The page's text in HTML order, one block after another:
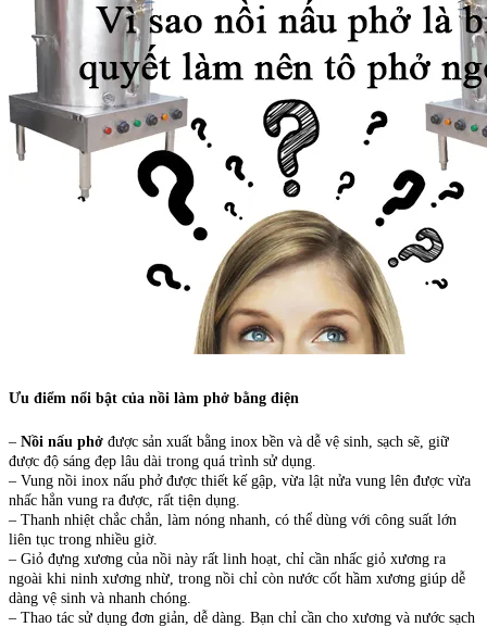
Ưu điểm nổi bật của nồi làm phở bằng điện
– Nồi nấu phở được sản xuất bằng inox bền và dễ vệ sinh, sạch sẽ, giữ
được độ sáng đẹp lâu dài trong quá trình sử dụng.
– Vung nồi inox nấu phở được thiết kế gập, vừa lật nửa vung lên được vừa
nhấc hẳn vung ra được, rất tiện dụng.
– Thanh nhiệt chắc chắn, làm nóng nhanh, có thể dùng với công suất lớn
liên tục trong nhiều giờ.
– Giỏ đựng xương của nồi này rất linh hoạt, chỉ cần nhấc giỏ xương ra
ngoài khi ninh xương nhừ, trong nồi chỉ còn nước cốt hầm xương giúp dễ
dàng vệ sinh và nhanh chóng.
– Thao tác sử dụng đơn giản, dễ dàng. Bạn chỉ cần cho xương và nước sạch